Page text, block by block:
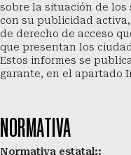
sobre la situación de los
con su publicidad
de derecho de acceso
que presentan los
Estos informes se
garante, en el apartado
NORMATIVA
Normativa estatal::